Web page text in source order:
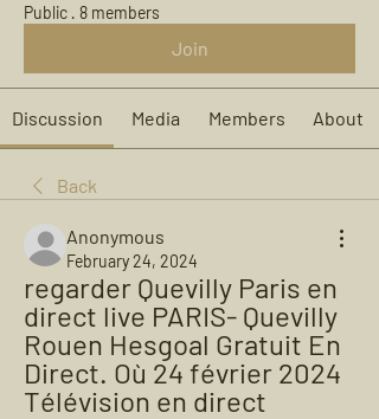
Public · 8 members
Join
Discussion Media Members About
Back
Anonymous
February 24, 2024
regarder Quevilly Paris en
direct live PARIS- Quevilly
Rouen Hesgoal Gratuit En
Direct. Où 24 février 2024
Télévision en direct